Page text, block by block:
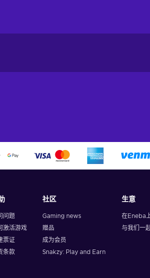
问题
激活游戏
票证
条款
社区
Gaming news
赠品
成为会员
Snakzy: Play and Earn
生意
在Eneba
与我们一